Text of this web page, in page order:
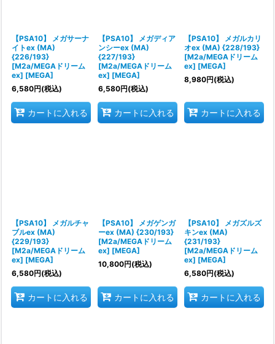
【PSA10】 メガサーナ
イトex (MA)
{226/193}
[M2a/MEGAドリーム
ex] [MEGA]
6,580円(税込)
カートに入れる
【PSA10】 メガディア
ンシーex (MA)
{227/193}
[M2a/MEGAドリーム
ex] [MEGA]
6,580円(税込)
カートに入れる
【PSA10】 メガルカリ
オex (MA) {228/193}
[M2a/MEGAドリーム
ex] [MEGA]
8,980円(税込)
カートに入れる
【PSA10】 メガルチャ
ブルex (MA)
{229/193}
[M2a/MEGAドリーム
ex] [MEGA]
6,580円(税込)
カートに入れる
【PSA10】 メガゲンガ
ーex (MA) {230/193}
[M2a/MEGAドリーム
ex] [MEGA]
10,800円(税込)
カートに入れる
【PSA10】 メガズルズ
キンex (MA)
{231/193}
[M2a/MEGAドリーム
ex] [MEGA]
6,580円(税込)
カートに入れる